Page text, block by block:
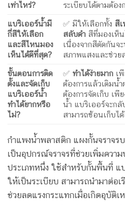
เท่าไหร่?
ระเบียบได้ตามต้อง
แบริเออร์น้ำมี
กี่สีให้เลือก
และสีไหนมอง
เห็นได้ดีที่สุด?
✅ มีให้เลือกทั้ง สี
สลับดำ สีที่มองเห็
เนื่องจากสีตัดกันจ
สภาพแสงและช่วย
ขั้นตอนการติด
ตั้งและจัดเก็บ
แบริเออร์น้ำ
ทำได้ยากหรือ
ไม่?
✅ทำได้ง่ายมาก เ
ต้องการแล้วเติมน้
ต้องการจัดเก็บ เพี
น้ำ แบริเออร์จะก
สามารถซ้อนเก็บไ
กำแพงน้ำพลาสติก แผงกั้นจราจร
เป็นอุปกรณ์จราจรที่ช่วยเพิ่มควา
ประเภทหนึ่ง ใช้สำหรับกั้นพื้นที่ แ
ให้เป็นระเบียบ สามารถนำมาต่อ
ช่วยลดแรงกระแทกเมื่อเกิดอุบัติเ